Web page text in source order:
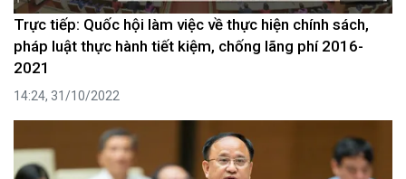
Trực tiếp: Quốc hội làm việc về thực hiện chính sách,
pháp luật thực hành tiết kiệm, chống lãng phí 2016-
2021
14:24, 31/10/2022